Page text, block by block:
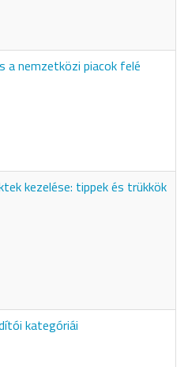
a nemzetközi piacok felé
kezelése: tippek és trükkök
kategóriái